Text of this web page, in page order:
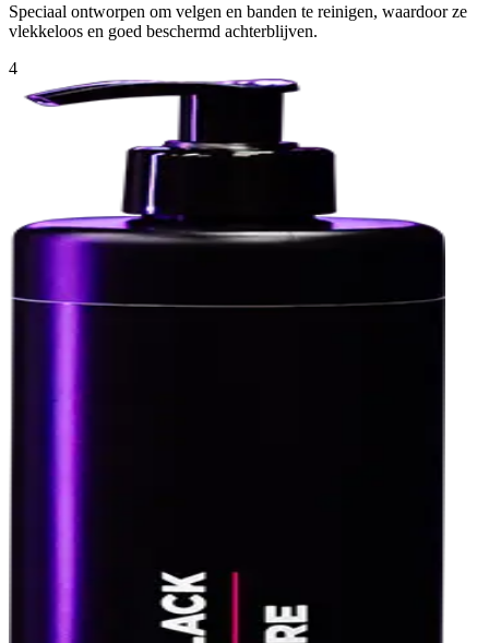
Speciaal ontworpen om velgen en banden te reinigen, waardoor ze
vlekkeloos en goed beschermd achterblijven.
4